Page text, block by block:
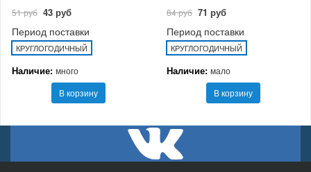
51 руб 43 руб
Период поставки
КРУГЛОГОДИЧНЫЙ
Наличие: много
В корзину
84 руб 71 руб
Период поставки
КРУГЛОГОДИЧНЫЙ
Наличие: мало
В корзину